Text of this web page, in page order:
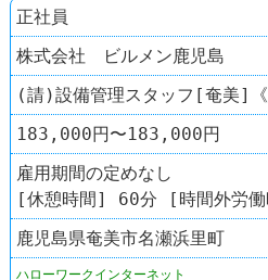
正社員
株式会社 ビルメン鹿児島
(請)設備管理スタッフ[奄美]《
183,000円〜183,000円
雇用期間の定めなし
[休憩時間] 60分 [時間外労
鹿児島県奄美市名瀬浜里町
ハローワークインターネット